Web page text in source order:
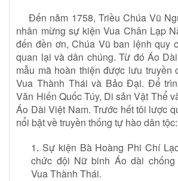
Đến năm 1758, Triều Chúa Vũ
nhân mừng sự kiện Vua Chân Lạp
đến đền ơn, Chúa Vũ ban lệnh quy
quan lại và dân chúng. Từ đó Áo
mẫu mã hoàn thiện được lưu truyền
Vua Thành Thái và Bảo Đại. Để
Văn Hiến Quốc Túy, Di sản Vật Thể
Áo Dài Việt Nam. Trước hết tôi lược
nổi bật về truyền thống tự hào dân tộc:
1. Sự kiện Bà Hoàng Phi Chí
chức đội Nữ binh Áo dài chống
Vua Thành Thái.